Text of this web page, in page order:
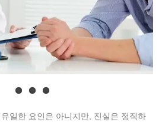
일한 요인은 아니지만, 진실은 정직하